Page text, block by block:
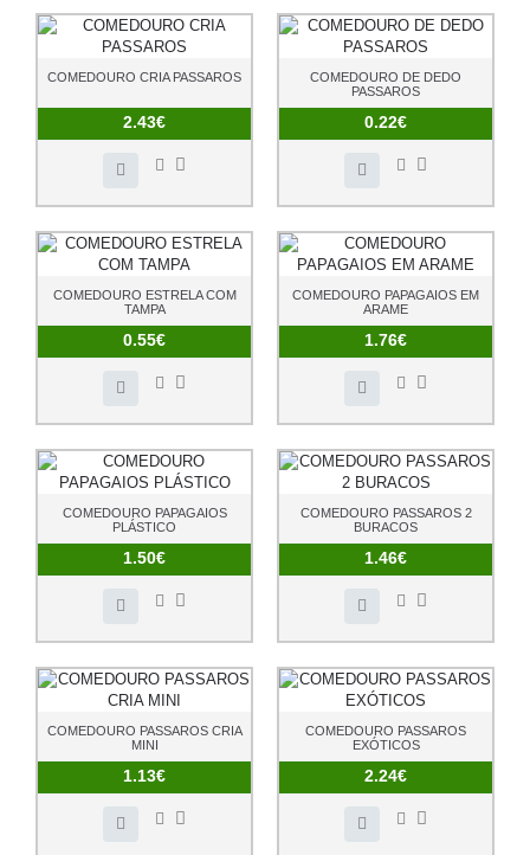
COMEDOURO CRIA PASSAROS
2.43€
COMEDOURO DE DEDO
PASSAROS
0.22€
COMEDOURO ESTRELA COM
TAMPA
0.55€
COMEDOURO PAPAGAIOS EM
ARAME
1.76€
COMEDOURO PAPAGAIOS
PLÁSTICO
1.50€
COMEDOURO PASSAROS 2
BURACOS
1.46€
COMEDOURO PASSAROS CRIA
MINI
1.13€
COMEDOURO PASSAROS
EXÓTICOS
2.24€